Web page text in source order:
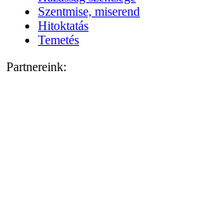
Szentmise, miserend
Hitoktatás
Temetés
Partnereink: